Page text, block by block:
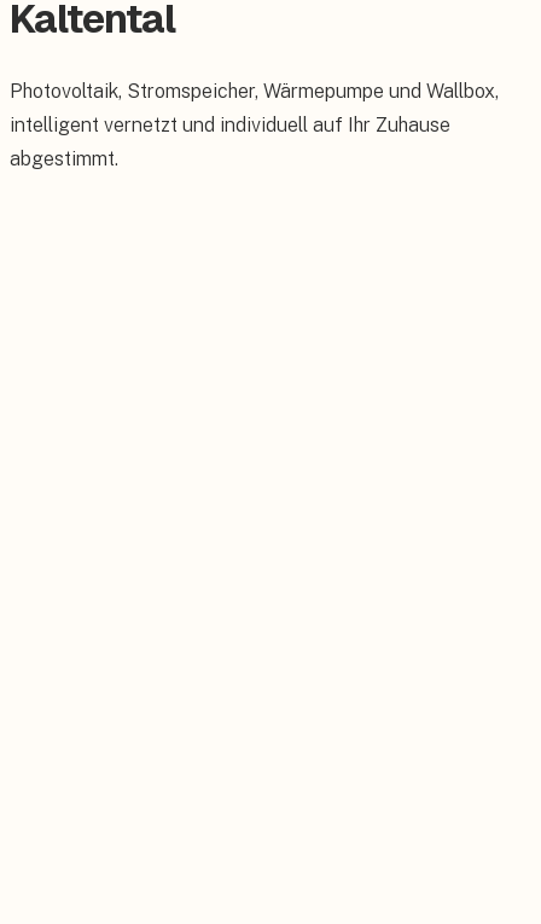
Kaltental
Photovoltaik, Stromspeicher, Wärmepumpe und Wallbox,
intelligent vernetzt und individuell auf Ihr Zuhause
abgestimmt.